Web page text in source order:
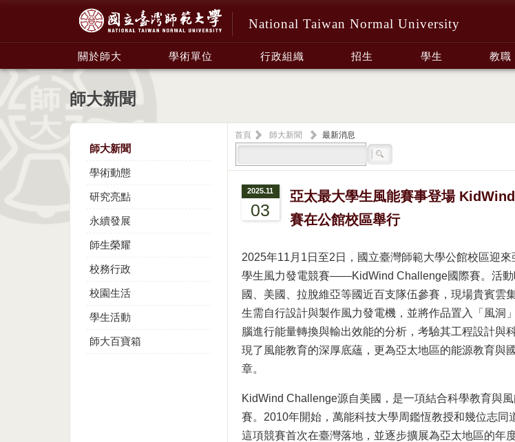
National Taiwan Normal University
關於師大 學術單位 行政組織 招生 學生 教職
師大新聞
師大新聞
學術動態
研究亮點
永續發展
師生榮耀
校務行政
校園生活
學生活動
師大百寶箱
首頁 師大新聞
最新消息
2025.11
03
亞太最大學生風能賽事登場
賽在公館校區舉行
2025年11月1日至2日，國立臺灣師範大學公館校區迎
學生風力發電競賽——KidWind Challenge國際賽。活動
國、美國、拉脫維亞等國近百支隊伍參賽，現場貴賓雲
生需自行設計與製作風力發電機，並將作品置入「風洞
腦進行能量轉換與輸出效能的分析，考驗其工程設計與
現了風能教育的深厚底蘊，更為亞太地區的能源教育與
章。
KidWind Challenge源自美國，是一項結合科學教育與
賽。2010年開始，萬能科技大學周鑑恆教授和幾位志同
這項競賽首次在臺灣落地，並逐步擴展為亞太地區的年度